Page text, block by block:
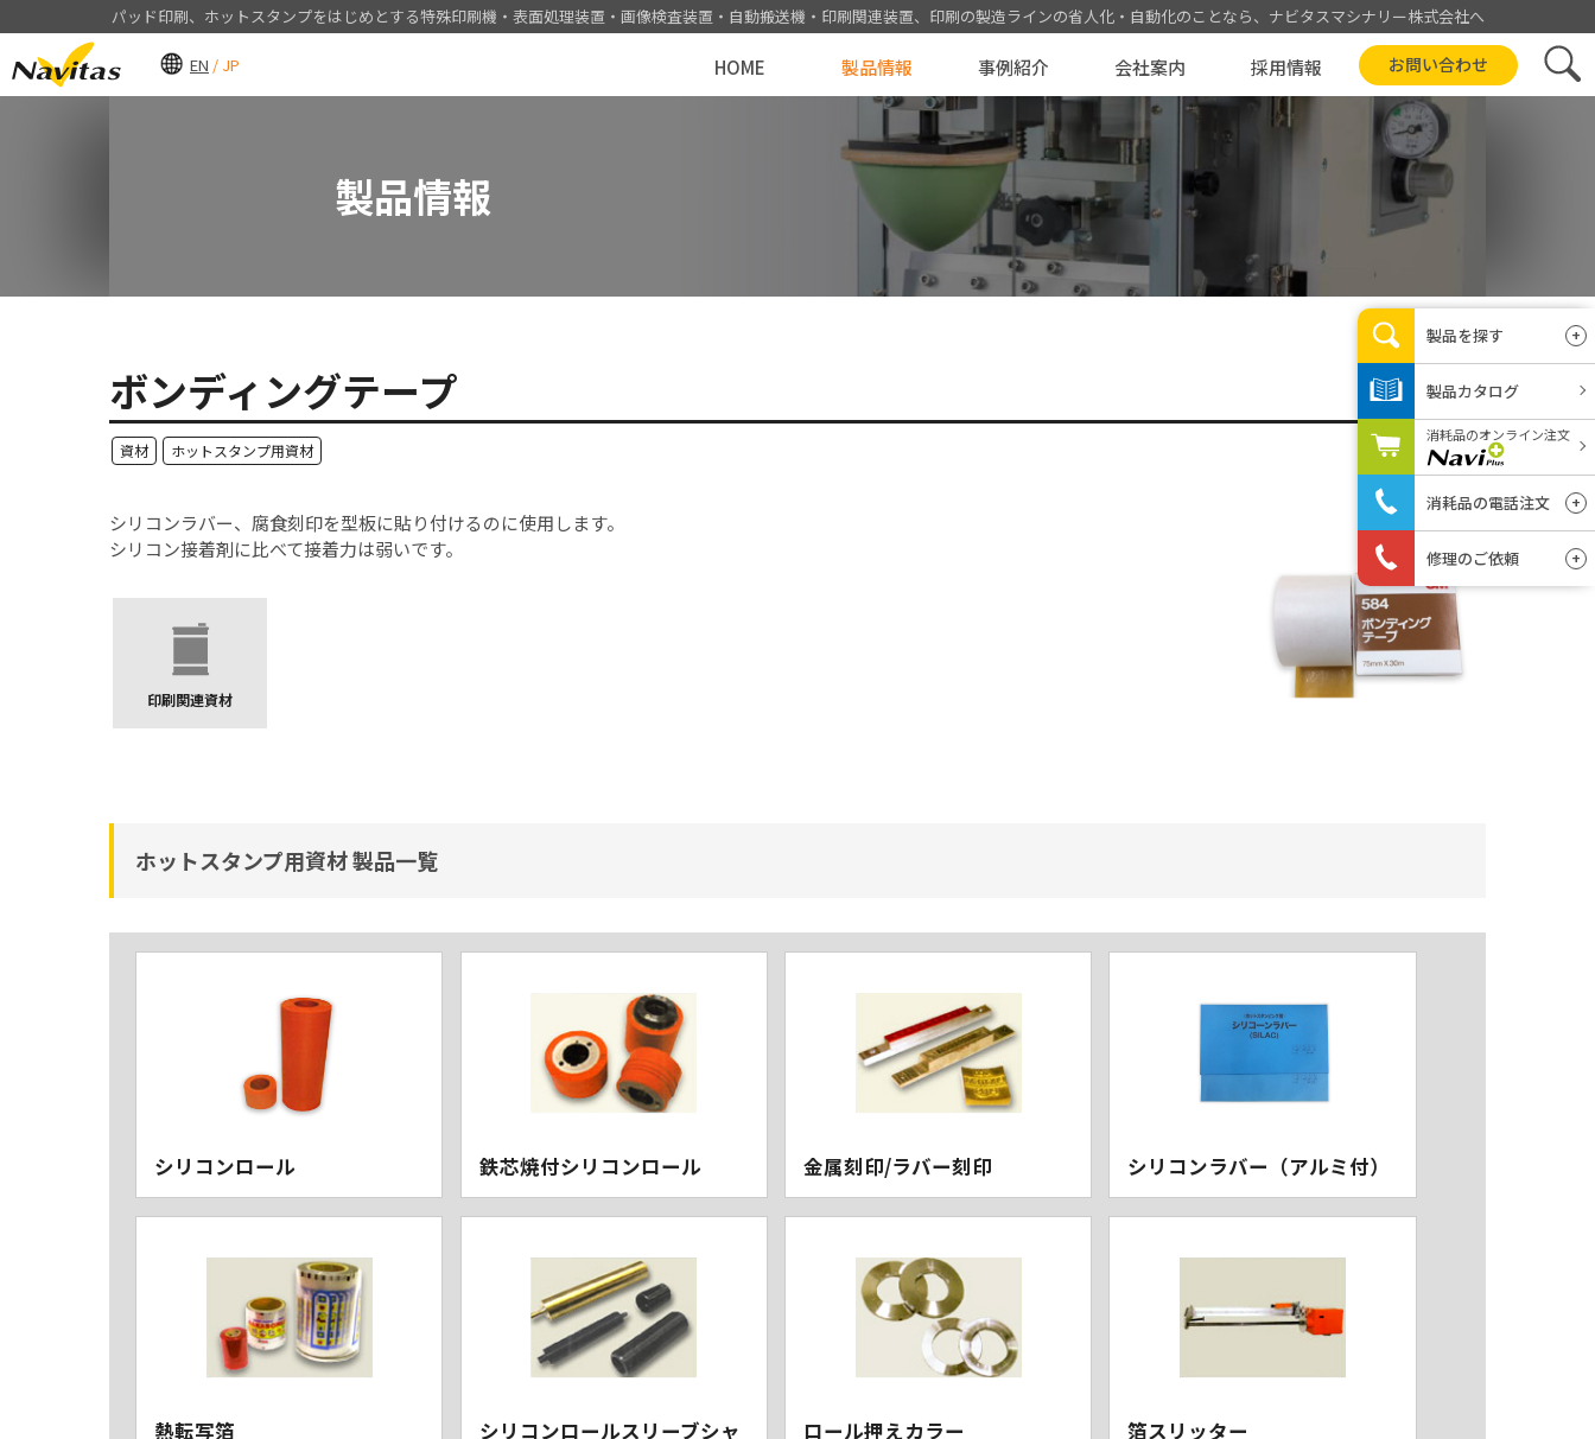
パッド印刷、ホットスタンプをはじめとする特殊印刷機 ・表面処理装置・画像検査装置・自動搬送機 ・印刷関連装置、印刷の製造ラインの省人化・自動化のことなら、ナビタスマシナリー株式会社へ
HOME 製品情報
目的から探す 印刷条件から探す 製品カタログ
事例紹介
省人化・自動化 作業効率アップ 属人化解消
会社案内
会社概要・沿革 全国の代理店
CSR（企業の社会的責任）
豊かな社会づくり
採用情報
キャリア採用
お問い合わせ
EN / JP
製品情報
ボンディングテープ
資材 ホットスタンプ用資材
シリコンラバー、腐食刻印を型板に貼り付けるのに使用します。
シリコン接着剤に比べて接着力は弱いです。
印刷関連資材
ホットスタンプ用資材 製品一覧
シリコンロール 鉄芯焼付シリコンロール 金属刻印/ラバー刻印 シリコンラバー（アルミ付）
熱転写箔
シリコンロールスリーブシャ
ロール押えカラー 箔スリッター
製品を探す
製品カテゴリから
目的から
用途から
印刷条件から
製品カタログ
消耗品のオンライン注文
消耗品の電話注文
072-243-1231
平日 9:00〜17:00
中部エリア
0562-39-2611
平日 9:00〜17:00
修理のご依頼
東日本・西日本エリア
072-243-8170
平日 9:00〜17:00
中部エリア